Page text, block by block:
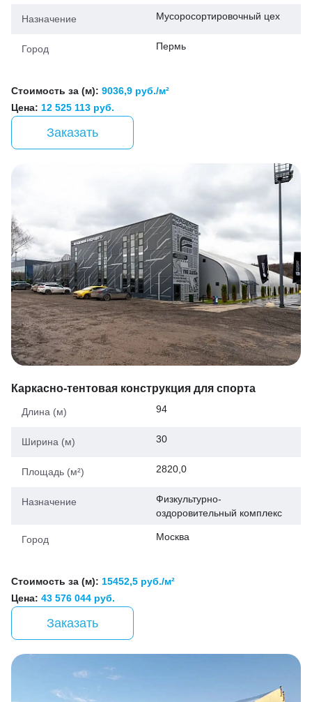
Назначение Мусоросортировочный цех
Город Пермь
Стоимость за (м): 9036,9 руб./м²
Цена: 12 525 113 руб.
Заказать
Каркасно-тентовая конструкция для спорта
Длина (м) 94
Ширина (м) 30
Площадь (м²) 2820,0
Назначение
Физкультурно-
оздоровительный комплекс
Город Москва
Стоимость за (м): 15452,5 руб./м²
Цена: 43 576 044 руб.
Заказать